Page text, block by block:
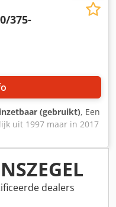
375-
(gebruikt), Een
uit 1997 maar in 2017
beschikbaar.
bedrijfstemperatuur:
94 kW, bruikbare
200 mm,dealers